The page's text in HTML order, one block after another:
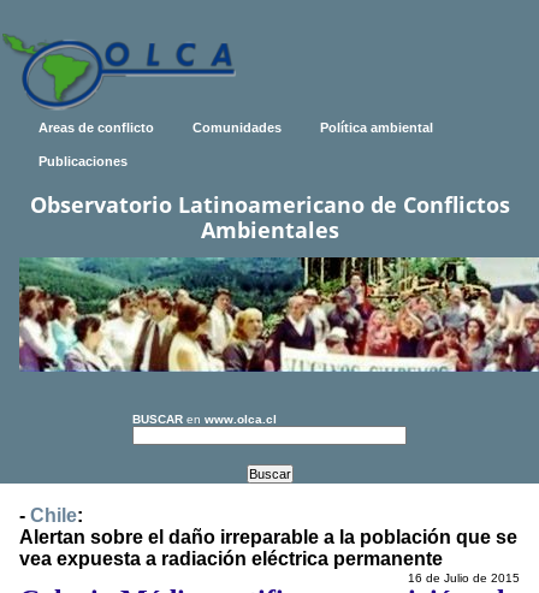
Areas de conflicto Comunidades Política ambiental
Publicaciones
Observatorio Latinoamericano de Conflictos
Ambientales
BUSCAR en www.olca.cl
- Chile:
Alertan sobre el daño irreparable a la población que se
vea expuesta a radiación eléctrica permanente
16 de Julio de 2015